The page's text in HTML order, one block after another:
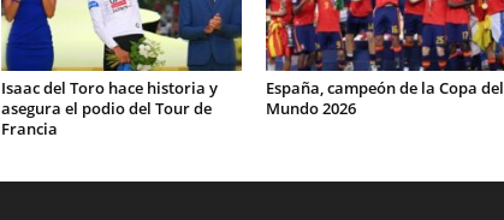
Isaac del Toro hace historia y
asegura el podio del Tour de
Francia
España, campeón de la Copa del
Mundo 2026